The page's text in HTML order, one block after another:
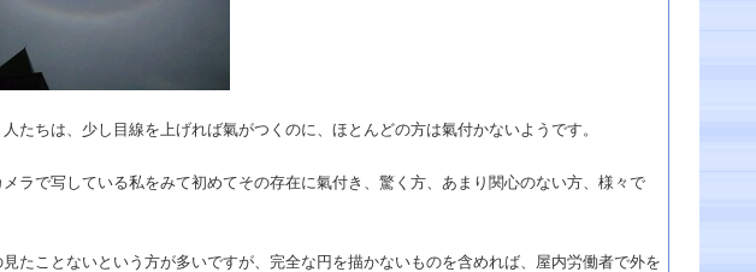
たちは、少し目線を上げれば氣がつくのに、ほとんどの方は氣付かないようです。
ラで写している私をみて初めてその存在に氣付き、驚く方、あまり関心のない方、様々で
見たことないという方が多いですが、完全な円を描かないものを含めれば、屋内労働者で外を